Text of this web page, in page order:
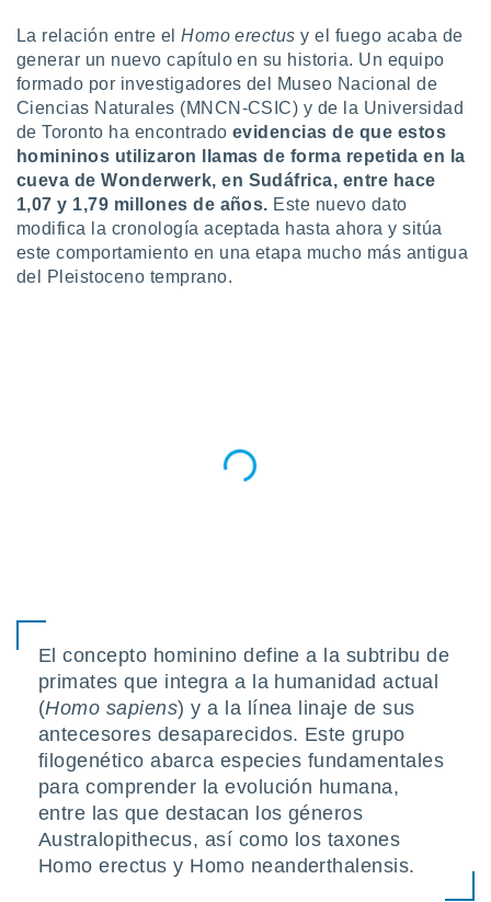
en
más
nuestra
y
de
disponible
sean
el sitio
para
ni para
o
aunque
no
La relación entre el Homo erectusy el fuego acaba de
generar un nuevo capítulo en su historia. Un equipo
formado por investigadores del Museo Nacional de
Ciencias Naturales (MNCN-CSIC) y de la Universidad
de Toronto ha encontrado evidencias de que estos
homininos utilizaron llamas de forma repetida en la
cueva de Wonderwerk, en Sudáfrica, entre hace
1,07 y 1,79 millones de años. Este nuevo dato
modifica la cronología aceptada hasta ahora y sitúa
este comportamiento en una etapa mucho más antigua
del Pleistoceno temprano.
El concepto hominino define a la subtribu de
primates que integra a la humanidad actual
(Homo sapiens) y a la línea linaje de sus
antecesores desaparecidos. Este grupo
filogenético abarca especies fundamentales
para comprender la evolución humana,
entre las que destacan los géneros
Australopithecus, así como los taxones
Homo erectus y Homo neanderthalensis.